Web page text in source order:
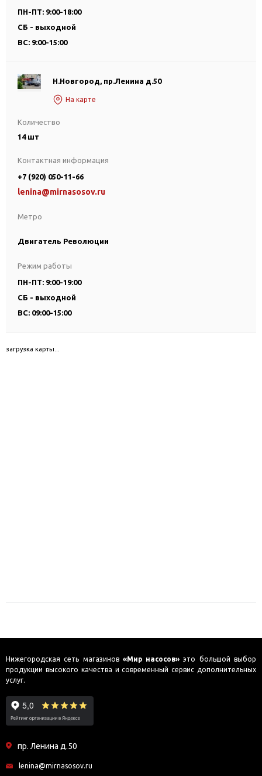
ПН-ПТ: 9:00-18:00
СБ - выходной
ВС: 9:00-15:00
Н.Новгород, пр.Ленина д.50
На карте
Количество
14 шт
Метро
Двигатель Революции
Контактная информация
+7 (920) 050-11-66
lenina@mirnasosov.ru
Режим работы
ПН-ПТ: 9:00-19:00
СБ - выходной
ВС: 09:00-15:00
загрузка карты...
Нижегородская сеть магазинов «Мир насосов» это большой выбор
продукции высокого качества и современный сервис дополнительных
услуг.
пр. Ленина д.50
lenina@mirnasosov.ru